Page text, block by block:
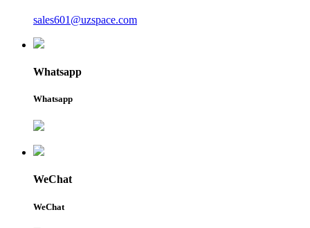
sales601@uzspace.com
Whatsapp
Whatsapp
WeChat
WeChat